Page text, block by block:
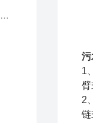
污
1
臂
2
链